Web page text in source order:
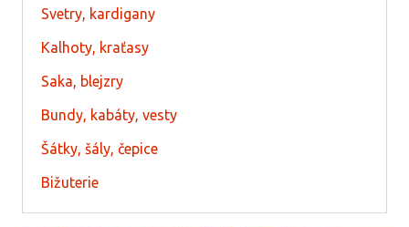
Svetry, kardigany
Kalhoty, kraťasy
Saka, blejzry
Bundy, kabáty, vesty
Šátky, šály, čepice
Bižuterie